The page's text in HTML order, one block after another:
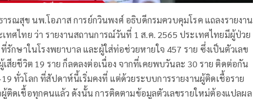
ารณสุข นพ.โอภาส การย์กวินพงศ์ อธิบดีกรมควบคุมโรค แถลงรายงาน
ทศไทย ว่า รายงานสถานการณ์วันที่ 1 ส.ค. 2565 ประเทศไทยมีผู้ป่วย
รักษาในโรงพยาบาล​ และผู้ใส่ท่อช่วยหายใจ 457 ราย ซึ่งเป็นตัวเลข
สียชีวิต 19 ราย ก็ลดลงต่อเนื่อง จากที่เคยพบวันละ 30 ราย ติดต่อกัน​
ทั่วโลก ที่สัปดาห์นี้เริ่มคงที่ แต่ด้วยระบบการรายงานผู้ติดเชื้อราย
ติดเชื้อทุกคนแล้ว ดังนั้น การติดตามข้อมูลตัวเลขรายใหม่ต้องแปลผล